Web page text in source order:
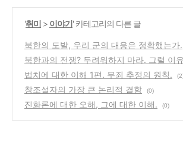
'취미 > 이야기' 카테고리의 다른 글
북한의 도발, 우리 군의 대응은 정확했는가.
북한과의 전쟁? 두려워하지 마라. 그럴 이
없으니까.
(0)
법치에 대한 이해 1편. 무죄 추정의 원칙.
창조설자의 가장 큰 논리적 결함 (0)
진화론에 대한 오해, 그에 대한 이해. (0)